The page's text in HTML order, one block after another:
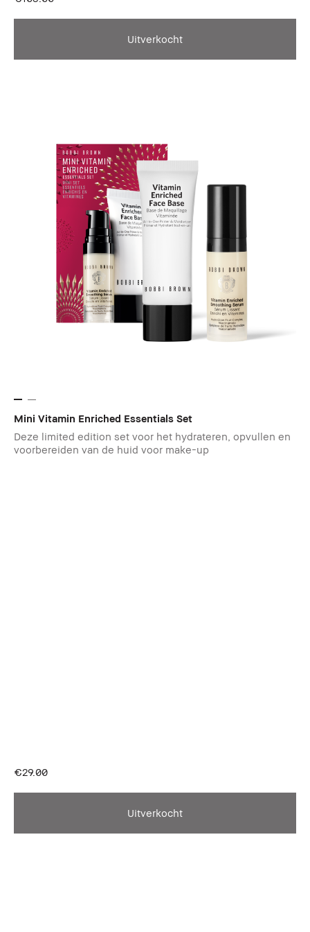
Uitverkocht
Mini Vitamin Enriched Essentials Set
Deze limited edition set voor het hydrateren, opvullen en
voorbereiden van de huid voor make-up
€29.00
Uitverkocht